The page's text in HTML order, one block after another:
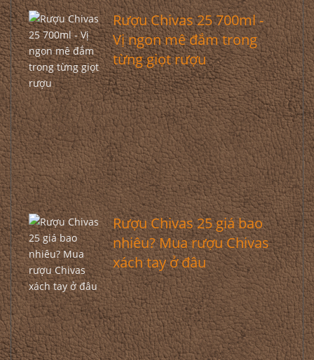
Rượu Chivas 25 700ml -
Vị ngon mê đắm trong
từng giọt rượu
Rượu Chivas 25 giá bao
nhiêu? Mua rượu Chivas
xách tay ở đâu